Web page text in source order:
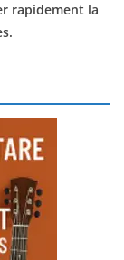
rapidement la